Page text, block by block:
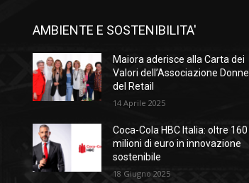
AMBIENTE E SOSTENIBILITA'
Maiora aderisce alla Carta dei
Valori dell’Associazione Donne
del Retail
14 Aprile 2025
Coca-Cola HBC Italia: oltre 160
milioni di euro in innovazione
sostenibile
18 Giugno 2025